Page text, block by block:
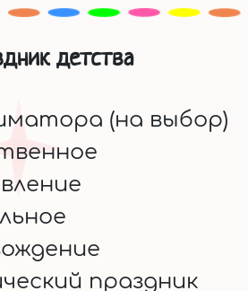
детства
(на выбор)
праздник